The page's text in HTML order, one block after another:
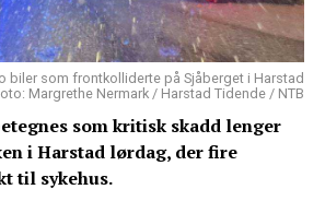
biler som frontkolliderte på Sjåberget i Harstad
Margrethe Nermark / Harstad Tidende / NTB
som kritisk skadd lenger
i Harstad lørdag, der fire
til sykehus.